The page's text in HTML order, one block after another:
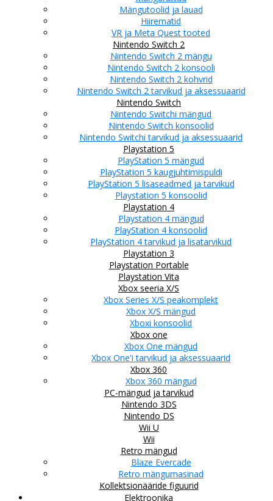
Mängutoolid ja lauad
Hiirematid
VR ja Meta Quest tooted
Nintendo Switch 2
Nintendo Switch 2 mängu
Nintendo Switch 2 konsooli
Nintendo Switch 2 kohvrid
Nintendo Switch 2 tarvikud ja aksessuaarid
Nintendo Switch
Nintendo Switchi mängud
Nintendo Switch konsoolid
Nintendo Switchi tarvikud ja aksessuaarid
Playstation 5
PlayStation 5 mängud
PlayStation 5 kaugjuhtimispuldi
PlayStation 5 lisaseadmed ja tarvikud
Playstation 5 konsoolid
Playstation 4
Playstation 4 mängud
PlayStation 4 konsoolid
PlayStation 4 tarvikud ja lisatarvikud
Playstation 3
Playstation Portable
Playstation Vita
Xbox seeria X/S
Xbox Series X/S peakomplekt
Xbox X/S mängud
Xboxi konsoolid
Xbox one
Xbox One mängud
Xbox One'i tarvikud ja aksessuaarid
Xbox 360
Xbox 360 mängud
PC-mängud ja tarvikud
Nintendo 3DS
Nintendo DS
Wii U
Wii
Retro mängud
Blaze Evercade
Retro mängumasinad
Kollektsionääride figuurid
Elektroonika